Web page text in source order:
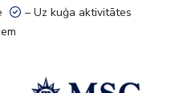
– Uz kuģa aktivitātes